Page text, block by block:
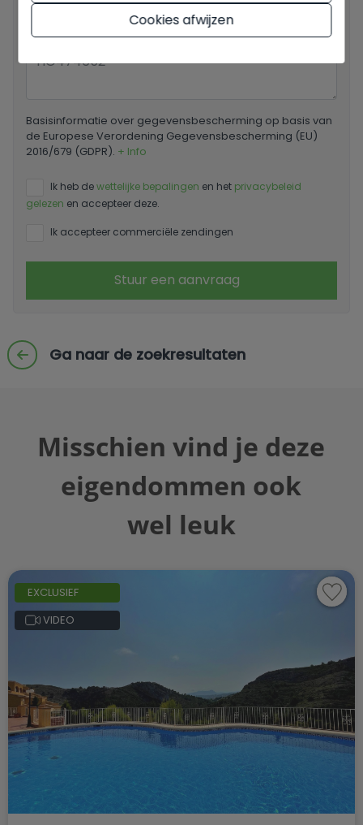
Jouw bericht
Basisinformatie over gegevensbescherming op basis van
de Europese Verordening Gegevensbescherming (EU)
2016/679 (GDPR). + Info
Ik heb dewettelijke bepalingen en het privacybeleid
gelezen en accepteer deze.
Ik accepteer commerciële zendingen
Stuur een aanvraag
Ga naar de zoekresultaten
Misschien vind je deze
eigendommen ook
wel leuk
EXCLUSIEF
VIDEO
Cookies afwijzen